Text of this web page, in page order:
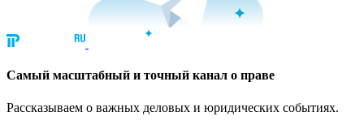
Cамый масштабный и точный канал о праве
Рассказываем о важных деловых и юридических событиях.